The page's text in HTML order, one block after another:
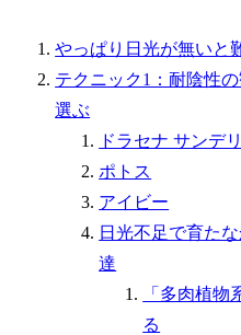
やっぱり日光が無いと
テクニック1：耐陰性
選ぶ
ドラセナ サンデ
ポトス
アイビー
日光不足で育た
達
「多肉植物
る